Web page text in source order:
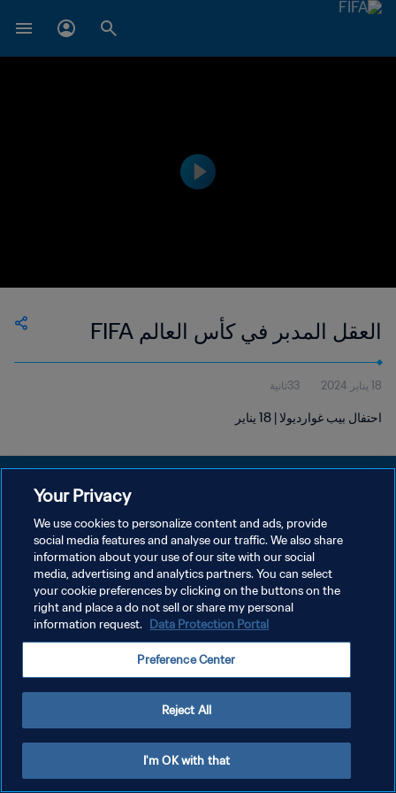
العقل المدبر في كأس العالم FIFA
18 يناير 2024 33ثانية
احتفال بيب غوارديولا | 18 يناير
سياسة الخصوصية
إدارة تفضيلات ملفات تعريف الارتباط
Your Privacy
We use cookies to personalize content and ads, provide
social media features and analyse our traffic. We also share
information about your use of our site with our social
media, advertising and analytics partners. You can select
your cookie preferences by clicking on the buttons on the
right and place a do not sell or share my personal
information request. Data Protection Portal
Preference Center
Reject All
I'm OK with that